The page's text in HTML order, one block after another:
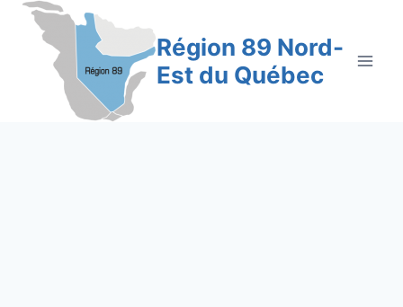
Aller
contenu
Région 89 Nord-
Est du Québec